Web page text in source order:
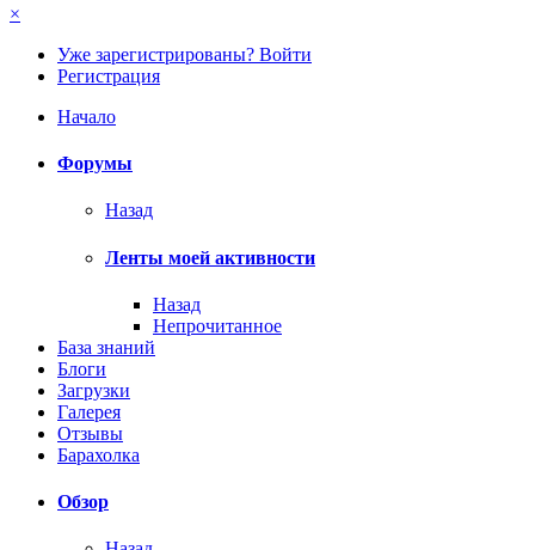
×
Уже зарегистрированы? Войти
Регистрация
Начало
Форумы
Назад
Ленты моей активности
Назад
Непрочитанное
База знаний
Блоги
Загрузки
Галерея
Отзывы
Барахолка
Обзор